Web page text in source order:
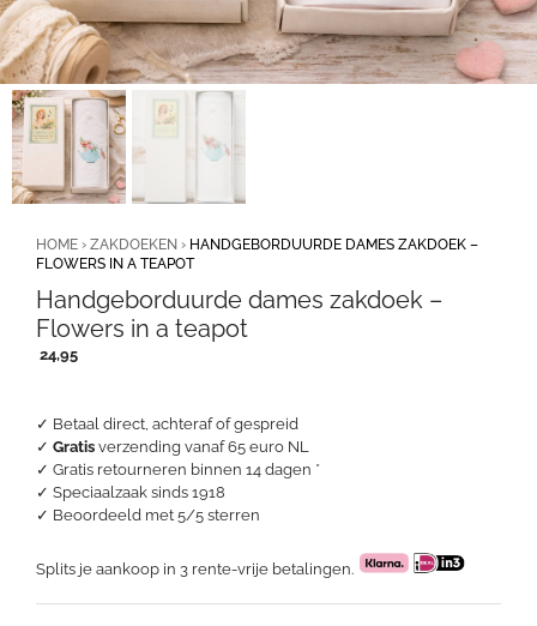
✓ Betaal direct, achteraf of gespreid
✓ Gratis verzending vanaf 65 euro NL
✓ Gratis retourneren binnen 14 dagen *
✓ Speciaalzaak sinds 1918
✓ Beoordeeld met 5/5 sterren
Splits je aankoop in 3 rente-vrije betalingen.
HOME › ZAKDOEKEN › HANDGEBORDUURDE DAMES ZAKDOEK –
FLOWERS IN A TEAPOT
Handgeborduurde dames zakdoek –
Flowers in a teapot
24,95